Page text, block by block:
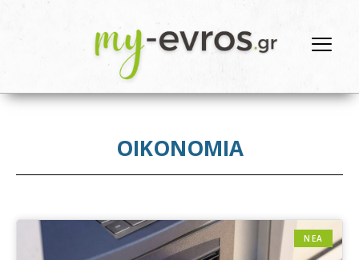
ΟΙΚΟΝΟΜΙΑ
ΝΕΑ